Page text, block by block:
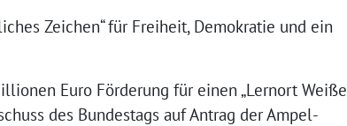
Zeichen“ für Freiheit, Demokratie und ein
Euro Förderung für einen „Lernort Weiße
des Bundestags auf Antrag der Ampel-